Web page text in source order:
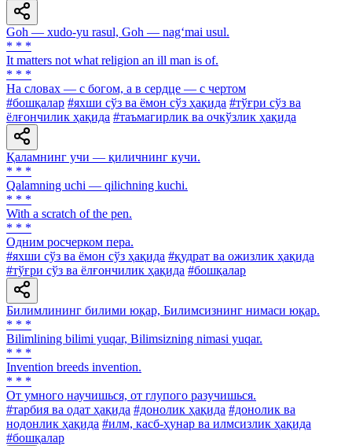
Goh — xudo-yu rasul, Goh — nag‘mai usul.
* * *
It matters not what religion an ill man is of.
* * *
На словах — с богом, а в сердце — с чертом
#бошқалар #яхши сўз ва ёмон сўз ҳақида #тўғри сўз ва
ёлғончилик ҳақида #таъмагирлик ва очкўзлик ҳақида
Қаламнинг учи — қиличнинг кучи.
* * *
Qalamning uchi — qilichning kuchi.
* * *
With a scratch of the pen.
* * *
Одним росчерком пера.
#яхши сўз ва ёмон сўз ҳақида #қудрат ва ожизлик ҳақида
#тўғри сўз ва ёлғончилик ҳақида #бошқалар
Билимлининг билими юқар, Билимсизнинг нимаси юқар.
* * *
Bilimlining bilimi yuqar, Bilimsizning nimasi yuqar.
* * *
Invention breeds invention.
* * *
От умного научишься, от глупого разучишься.
#тарбия ва одат ҳақида #донолик ҳақида #донолик ва
нодонлик ҳақида #илм, касб-ҳунар ва илмсизлик ҳақида
#бошқалар